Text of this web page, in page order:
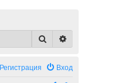
Поиск
Вход
Регистрация